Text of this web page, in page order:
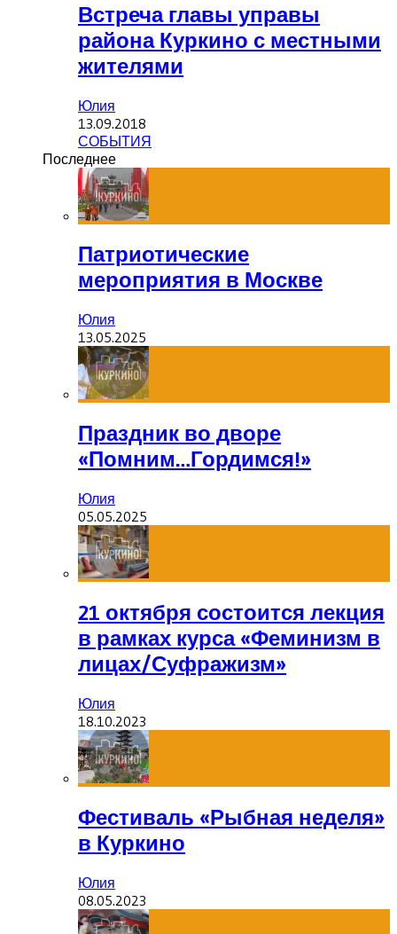
Встреча главы управы
района Куркино с местными
жителями
Юлия
13.09.2018
СОБЫТИЯ
Последнее
Патриотические
мероприятия в Москве
Юлия
13.05.2025
Праздник во дворе
«Помним…Гордимся!»
Юлия
05.05.2025
21 октября состоится лекция
в рамках курса «Феминизм в
лицах/Суфражизм»
Юлия
18.10.2023
Фестиваль «Рыбная неделя»
в Куркино
Юлия
08.05.2023